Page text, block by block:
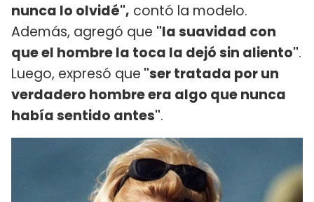
nunca lo olvidé", contó la modelo.
Además, agregó que "la suavidad con
que el hombre la toca la dejó sin aliento".
Luego, expresó que "ser tratada por un
verdadero hombre era algo que nunca
había sentido antes".